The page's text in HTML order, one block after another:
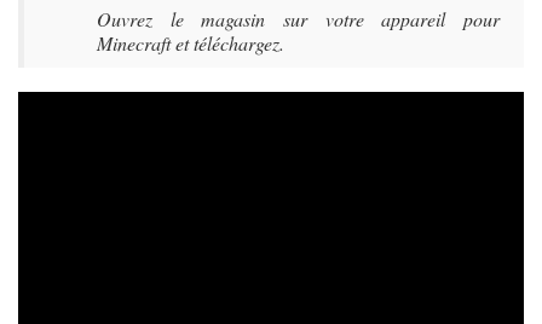
Ouvrez le magasin sur votre appareil pour
Minecraft et téléchargez.